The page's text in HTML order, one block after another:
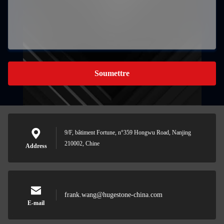
Soumettre
Address
9/F, bâtiment Fortune, n°359 Hongwu Road, Nanjing
210002, Chine
E-mail
frank.wang@hugestone-china.com